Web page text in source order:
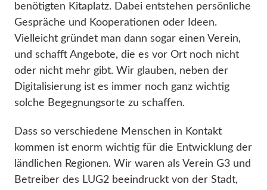
benötigten Kitaplatz. Dabei entstehen persönliche
Gespräche und Kooperationen oder Ideen.
Vielleicht gründet man dann sogar einen Verein,
und schafft Angebote, die es vor Ort noch nicht
oder nicht mehr gibt. Wir glauben, neben der
Digitalisierung ist es immer noch ganz wichtig
solche Begegnungsorte zu schaffen.
Dass so verschiedene Menschen in Kontakt
kommen ist enorm wichtig für die Entwicklung der
ländlichen Regionen. Wir waren als Verein G3 und
Betreiber des LUG2 beeindruckt von der Stadt,